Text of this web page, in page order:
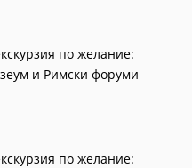
по желание:
и Римски форуми
по желание: